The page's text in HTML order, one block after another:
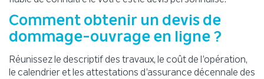
Comment obtenir un devis de
dommage-ouvrage en ligne ?
Réunissez le descriptif des travaux, le coût de l’opération,
le calendrier et les attestations d’assurance décennale des